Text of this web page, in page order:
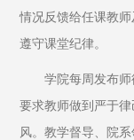
情况反馈给任课教
遵守课堂纪律。
学院每周发布
要求教师做到严于
风。教学督导、院